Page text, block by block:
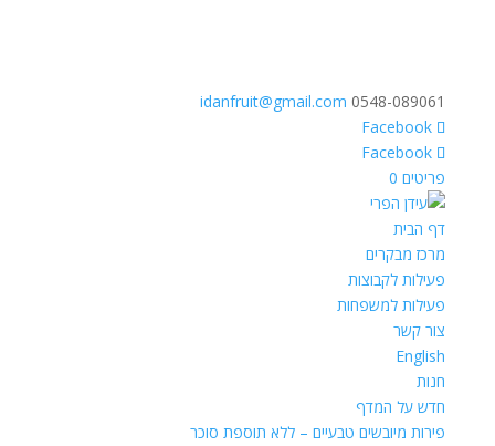
0548-089061
idanfruit@gmail.com
פריטים 0
דף הבית
מרכז מבקרים
פעילות לקבוצות
פעילות למשפחות
צור קשר
English
חנות
חדש על המדף
פירות מיובשים טבעיים – ללא תוספת סוכר